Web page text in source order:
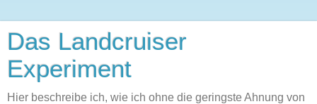
Das Landcruiser
Experiment
Hier beschreibe ich, wie ich ohne die geringste Ahnung von